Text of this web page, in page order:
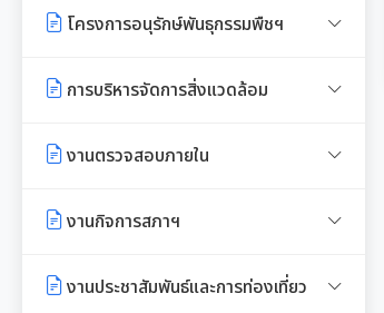
การเสริมสร้างวัฒนธรรมองค์กร
รายงานผลการดำเนินการตาม
มาตรการตรวจสอบการใช้ดุลยพินิจ
เจตจำนงสุจริตของผู้บริหาร
เจตจำนงทางการเมืองการต่อต้าน
มาตรการป้องกันการรับสินบน
มาตรการเผยแพร่ข้อมูลสาธารณะ
การส่งเสริมคุณธรรมและการ
รายงานการประชุมพนักงาน
การประชุมพิจารณาการทบทวน
เทศบัญญัติเทศบาล
โครงการอนุรักษ์พันธุกรรมพืชฯ
งานที่ 1 งานปกปักทรัพยากรท้อง
งานที่ 2 การสำรวจเก็บข้อมูล
ท้องถิ่น
การบริหารจัดการสิ่งแวดล้อม
Green Office
งานตรวจสอบภายใน
การตรวจสอบภายใน
งานกิจการสภาฯ
รายงานการประชุมสภาเทศบาล
งานประชาสัมพันธ์และการท่องเที่ยว